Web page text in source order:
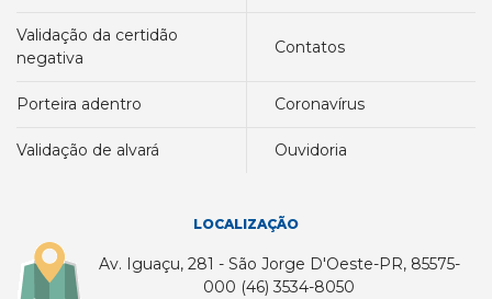
validação da certidão
negativa
contatos
porteira adentro coronavírus
validação de alvará ouvidoria
LOCALIZAÇÃO
Av. Iguaçu, 281 - São Jorge D'Oeste-PR, 85575-
000 (46) 3534-8050